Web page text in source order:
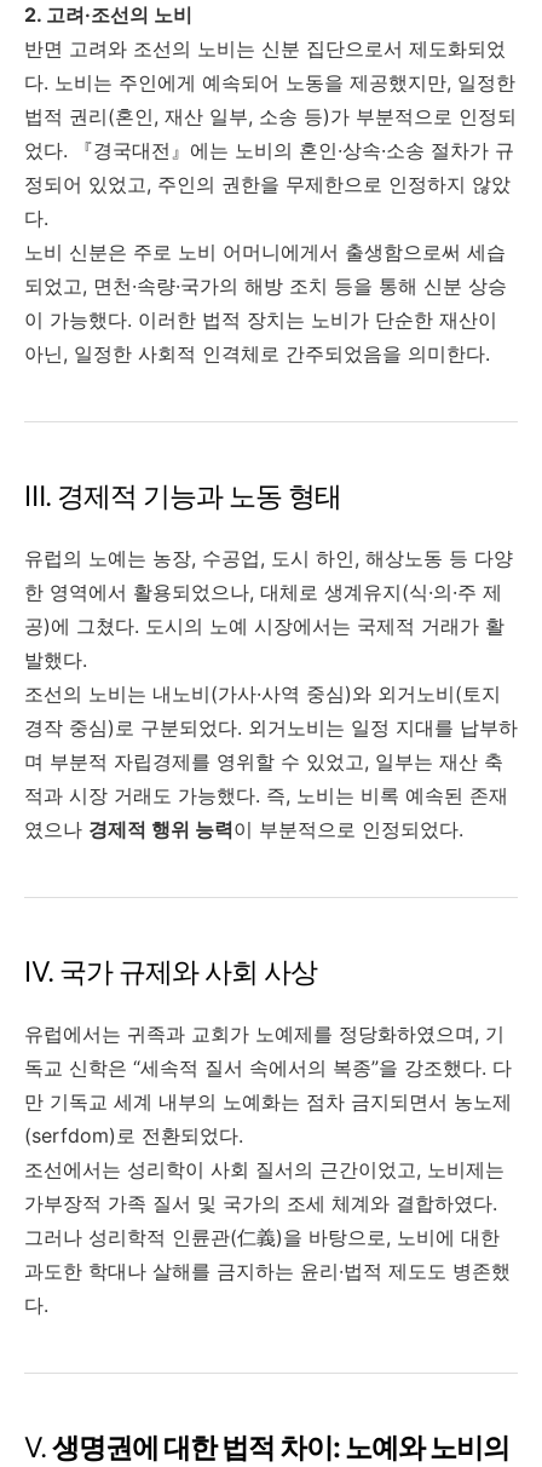
2. 고려·조선의 노비
반면 고려와 조선의 노비는 신분 집단으로서 제도화되었
다. 노비는 주인에게 예속되어 노동을 제공했지만, 일정한
법적 권리(혼인, 재산 일부, 소송 등)가 부분적으로 인정되
었다. 『경국대전』에는 노비의 혼인·상속·소송 절차가 규
정되어 있었고, 주인의 권한을 무제한으로 인정하지 않았
다.
노비 신분은 주로 노비 어머니에게서 출생함으로써 세습
되었고, 면천·속량·국가의 해방 조치 등을 통해 신분 상승
이 가능했다. 이러한 법적 장치는 노비가 단순한 재산이
아닌, 일정한 사회적 인격체로 간주되었음을 의미한다.
Ⅲ. 경제적 기능과 노동 형태
유럽의 노예는 농장, 수공업, 도시 하인, 해상노동 등 다양
한 영역에서 활용되었으나, 대체로 생계유지(식·의·주 제
공)에 그쳤다. 도시의 노예 시장에서는 국제적 거래가 활
발했다.
조선의 노비는 내노비(가사·사역 중심)와 외거노비(토지
경작 중심)로 구분되었다. 외거노비는 일정 지대를 납부하
며 부분적 자립경제를 영위할 수 있었고, 일부는 재산 축
적과 시장 거래도 가능했다. 즉, 노비는 비록 예속된 존재
였으나 경제적 행위 능력이 부분적으로 인정되었다.
Ⅳ. 국가 규제와 사회 사상
유럽에서는 귀족과 교회가 노예제를 정당화하였으며, 기
독교 신학은 “세속적 질서 속에서의 복종”을 강조했다. 다
만 기독교 세계 내부의 노예화는 점차 금지되면서 농노제
(serfdom)로 전환되었다.
조선에서는 성리학이 사회 질서의 근간이었고, 노비제는
가부장적 가족 질서 및 국가의 조세 체계와 결합하였다.
그러나 성리학적 인륜관(仁義)을 바탕으로, 노비에 대한
과도한 학대나 살해를 금지하는 윤리·법적 제도도 병존했
다.
Ⅴ.생명권에 대한 법적 차이: 노예와 노비의